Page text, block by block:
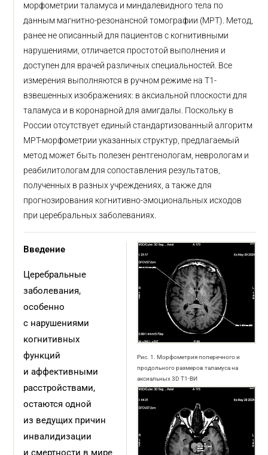
морфометрии таламуса и миндалевидного тела по
данным магнитно-резонансной томографии (МРТ). Метод,
ранее не описанный для пациентов с когнитивными
нарушениями, отличается простотой выполнения и
доступен для врачей различных специальностей. Все
измерения выполняются в ручном режиме на T1-
взвешенных изображениях: в аксиальной плоскости для
таламуса и в коронарной для амигдалы. Поскольку в
России отсутствует единый стандартизованный алгоритм
МРТ-морфометрии указанных структур, предлагаемый
метод может быть полезен рентгенологам, неврологам и
реабилитологам для сопоставления результатов,
полученных в разных учреждениях, а также для
прогнозирования когнитивно-эмоциональных исходов
при церебральных заболеваниях.
Рис. 1. Морфометрия поперечного и
продольного размеров таламуса на
аксиальных 3D T1-ВИ
Введение
Церебральные
заболевания,
особенно
с нарушениями
когнитивных
функций
и аффективными
расстройствами,
остаются одной
из ведущих причин
инвалидизации
и смертности в мире